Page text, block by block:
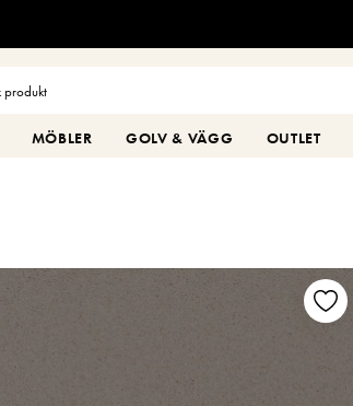
MÖBLER GOLV & VÄGG OUTLET